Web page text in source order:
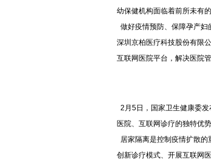
幼保健机构面临着前所未有的
做好疫情预防、保障孕产
深圳京柏医疗科技股份有限
互联网医院平台，解决医院
2月5日，国家卫生健康委
医院、互联网诊疗的独特优
居家隔离是控制疫情扩散的
创新诊疗模式、开展互联网